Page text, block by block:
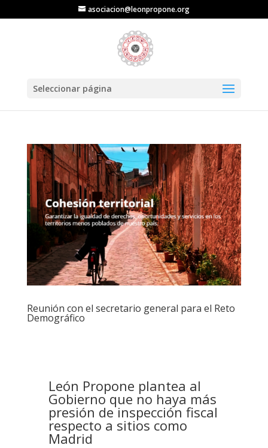
asociacion@leonpropone.org
Seleccionar página
Reunión con el secretario general para el Reto
Demográfico
León Propone plantea al
Gobierno que no haya más
presión de inspección fiscal
respecto a sitios como
Madrid